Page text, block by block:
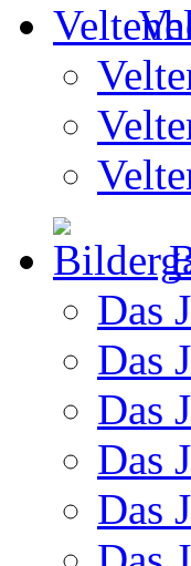
Das
Das
Das
Das
Das